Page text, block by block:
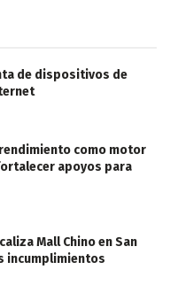
de dispositivos de
como motor
apoyos para
Mall Chino en San
incumplimientos